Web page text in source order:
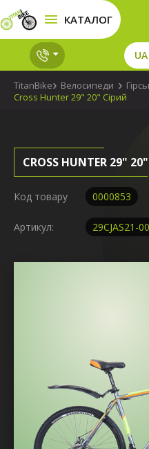
КАТАЛОГ
UA
TitanBike Велосипеди
Cross Hunter 29" 20" Сірий
CROSS HUNTER 29"
Код товару 0000853
Артикул: 29CJAS21-